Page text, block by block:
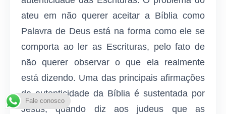
ateu em não querer aceitar a Bíblia como
Palavra de Deus está na forma como ele se
comporta ao ler as Escrituras, pelo fato de
não querer observar o que ela realmente
está dizendo. Uma das principais afirmações
da autenticidade da Bíblia é sustentada por
Jesus, quando diz aos judeus que as
Fale conosco